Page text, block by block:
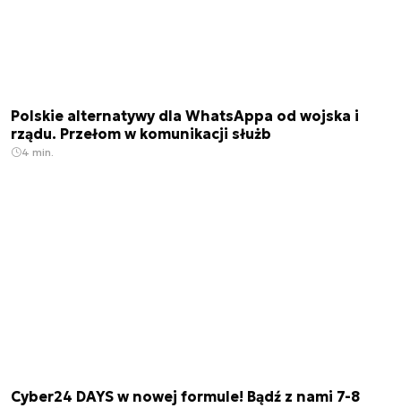
Polskie alternatywy dla WhatsAppa od wojska i
rządu. Przełom w komunikacji służb
4 min.
Cyber24 DAYS w nowej formule! Bądź z nami 7-8